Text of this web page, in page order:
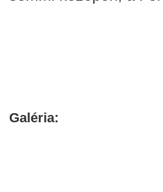
Galéria: